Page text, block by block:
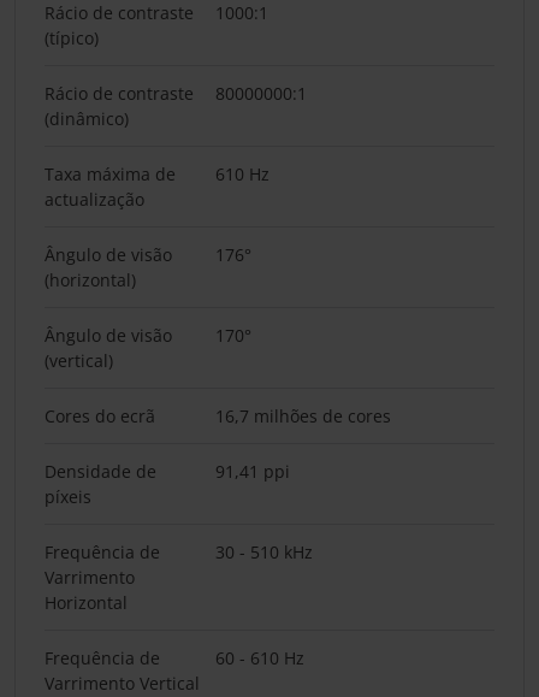
Rácio de contraste
(típico)
1000:1
Rácio de contraste
(dinâmico)
80000000:1
Taxa máxima de
actualização
610 Hz
Ângulo de visão
(horizontal)
176°
Ângulo de visão
(vertical)
170°
Cores do ecrã 16,7 milhões de cores
Densidade de
píxeis
91,41 ppi
Frequência de
Varrimento
Horizontal
30 - 510 kHz
Frequência de
Varrimento Vertical
60 - 610 Hz